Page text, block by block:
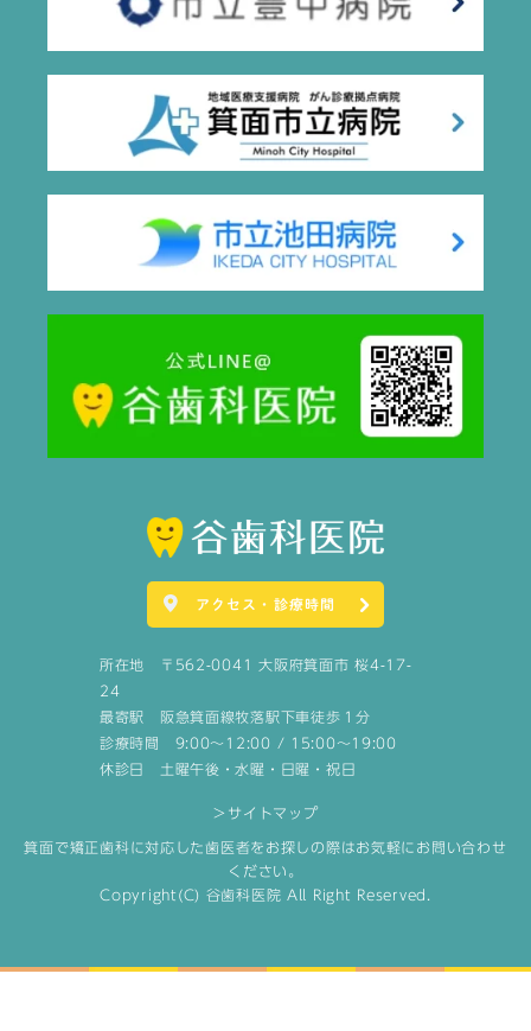
アクセス・診療時間
所在地 〒562-0041 大阪府箕面市 桜4-17-
24
最寄駅 阪急箕面線牧落駅下車徒歩１分
診療時間 9:00～12:00 / 15:00～19:00
休診日 土曜午後・水曜・日曜・祝日
＞サイトマップ
箕面で矯正歯科に対応した歯医者をお探しの際はお気軽にお問い合わせ
ください。
Copyright(C) 谷歯科医院 All Right Reserved.